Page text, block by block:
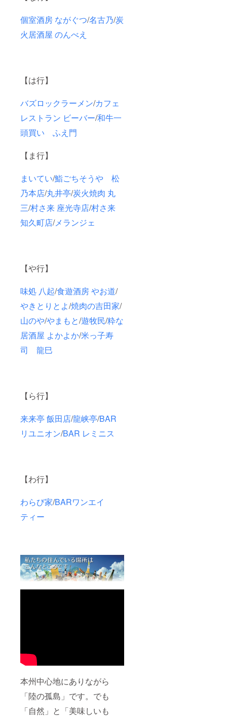
個室酒房 ながぐつ/名古乃/炭
火居酒屋 のんべえ
【は行】
バズロックラーメン/カフェ
レストラン ビーバー/和牛一
頭買い ふえ門
【ま行】
まいてい/鮨ごちそうや 松
乃本店/丸井亭/炭火焼肉 丸
三/村さ来 座光寺店/村さ来
知久町店/メランジェ
【や行】
味処 八起/食遊酒房 やお道/
やきとりとよ/焼肉の吉田家/
山のや/やまもと/遊牧民/粋な
居酒屋 よかよか/米っ子寿
司 龍巳
【ら行】
来来亭 飯田店/龍峡亭/BAR
リユニオン/BAR レミニス
【わ行】
わらび家/BARワンエイ
ティー
本州中心地にありながら
「陸の孤島」です。でも
「自然」と「美味しいも